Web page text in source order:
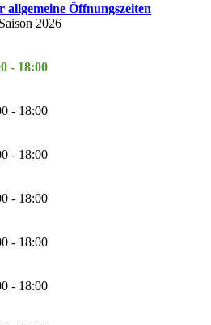
Öffnungszeiten
Saison 2026
- 18:00
- 18:00
- 18:00
- 18:00
- 18:00
- 18:00